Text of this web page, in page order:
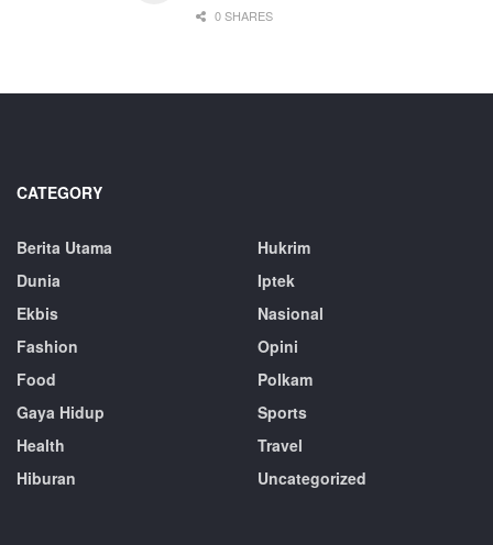
0 SHARES
CATEGORY
Berita Utama
Dunia
Ekbis
Fashion
Food
Gaya Hidup
Health
Hiburan
Hukrim
Iptek
Nasional
Opini
Polkam
Sports
Travel
Uncategorized